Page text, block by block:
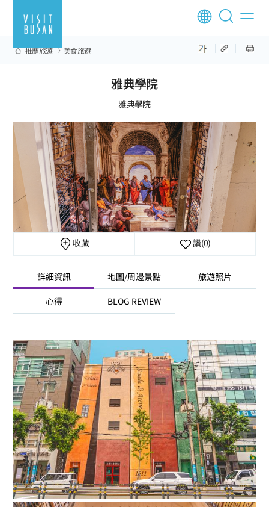
推薦旅遊 美食旅遊
雅典學院
雅典學院
收藏 讚(0)
詳細資訊 地圖/周邊景點 旅遊照片
心得 BLOG REVIEW